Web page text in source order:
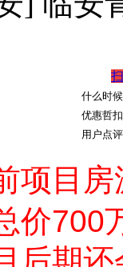
什么时
优惠哲扣
用户点评
项目
价700